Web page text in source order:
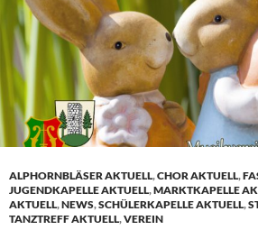
ALPHORNBLÄSER AKTUELL,CHOR AKTUELL,
JUGENDKAPELLE AKTUELL,MARKTKAPELLE
AKTUELL,NEWS,SCHÜLERKAPELLE AKTUELL,
TANZTREFF AKTUELL,VEREIN